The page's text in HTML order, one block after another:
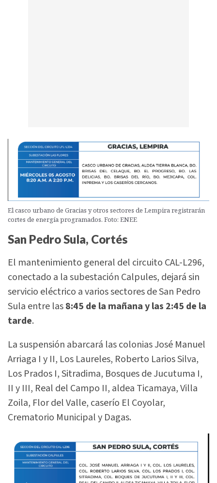
El casco urbano de Gracias y otros sectores de Lempira registrarán
cortes de energía programados. Foto: ENEE
San Pedro Sula, Cortés
El mantenimiento general del circuito CAL-L296,
conectado a la subestación Calpules, dejará sin
servicio eléctrico a varios sectores de San Pedro
Sula entre las8:45 de la mañana y las 2:45 de la
tarde.
La suspensión abarcará las colonias José Manuel
Arriaga I y II, Los Laureles, Roberto Larios Silva,
Los Prados I, Sitradima, Bosques de Jucutuma I,
II y III, Real del Campo II, aldea Ticamaya, Villa
Zoila, Flor del Valle, caserío El Coyolar,
Crematorio Municipal y Dagas.